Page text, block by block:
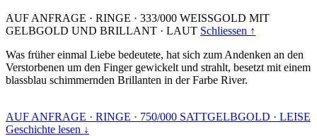
AUF ANFRAGE · RINGE · 333/000 WEISSGOLD MIT
GELBGOLD UND BRILLANT · LAUT Schliessen ↑
Was früher einmal Liebe bedeutete, hat sich zum Andenken an den
Verstorbenen um den Finger gewickelt und strahlt, besetzt mit einem
blassblau schimmernden Brillanten in der Farbe River.
AUF ANFRAGE · RINGE · 750/000 SATTGELBGOLD · LEISE
Geschichte lesen ↓